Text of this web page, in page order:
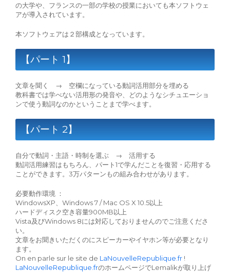
の大学や、フランスの一部の学校の授業においても本ソフトウェ
アが導入されています。
本ソフトウェアは２部構成となっています。
【パート 1】
文章を聞く → 空欄になっている動詞活用部分を埋める
教科書では学べない活用形の発音や、どのようなシチュエーショ
ンで使う動詞なのかということまで学べます。
【パート 2】
自分で動詞・主語・時制を選ぶ → 活用する
動詞活用練習はもちろん、パート1で学んだことを復習・応用する
ことができます。3万パターンもの組み合わせがあります。
必要動作環境 ：
WindowsXP、Windows 7 / Mac OS X 10.5以上
ハードディスク空き容量900MB以上
Vista及びWindows 8には対応しておりませんのでご注意くださ
い。
文章をお聞きいただくのにスピーカーやイヤホン等が必要となり
ます。
On en parle sur le site de LaNouvelleRepublique.fr !
LaNouvelleRepublique.frのホームページでLemalikが取り上げ